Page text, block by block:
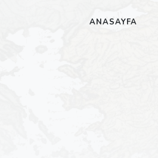
ANASAYFA